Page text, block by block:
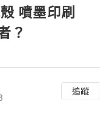
噴墨印刷
？
追蹤